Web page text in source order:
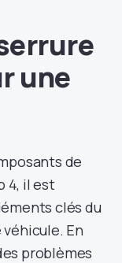
une
de
4, il est
clés du
En
problèmes